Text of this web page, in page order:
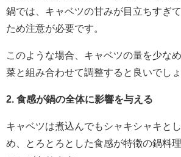
鍋では、キャベツの甘みが目立ちすぎ
ため注意が必要です。
このような場合、キャベツの量を少な
菜と組み合わせて調整すると良いでしょ
2. 食感が鍋の全体に影響を与える
キャベツは煮込んでもシャキシャキと
め、とろとろとした食感が特徴の鍋料